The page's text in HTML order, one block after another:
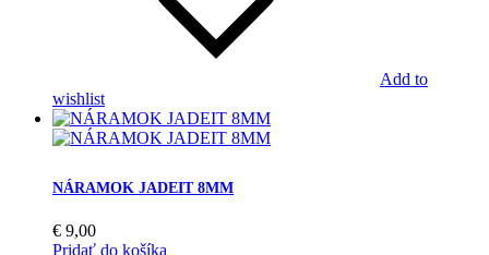
Add to
wishlist
NÁRAMOK JADEIT 8MM
€ 9,00
Pridať do košíka